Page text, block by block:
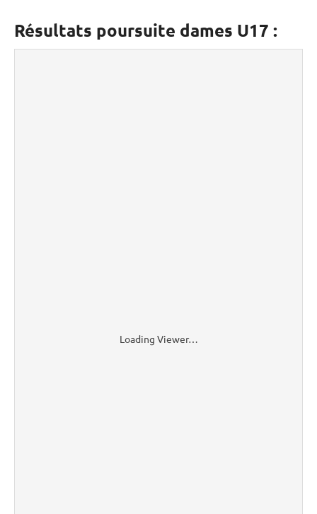
Résultats poursuite dames U17 :
Loading Viewer…